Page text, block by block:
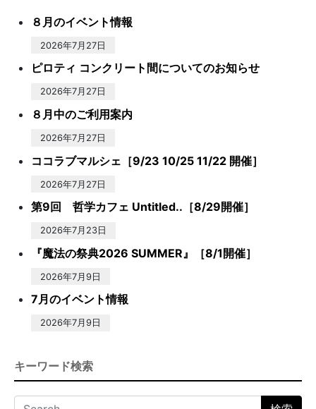
８月のイベント情報
2026年7月27日
ピロティ コンクリート間についてのお知らせ
2026年7月27日
８月中のご利用案内
2026年7月27日
ココラブマルシェ［9/23 10/25 11/22 開催］
2026年7月27日
第9回 哲学カフェ Untitled..［8/29開催］
2026年7月23日
『魔法の祭典2026 SUMMER』［8/1開催］
2026年7月9日
7月のイベント情報
2026年7月9日
キーワード検索
Search for: